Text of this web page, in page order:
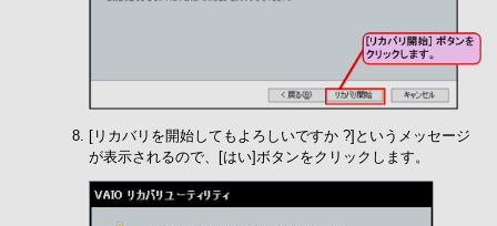
[リカバリを開始してもよろしいですか ?]というメッセージ
が表示されるので、[はい]ボタンをクリックします。